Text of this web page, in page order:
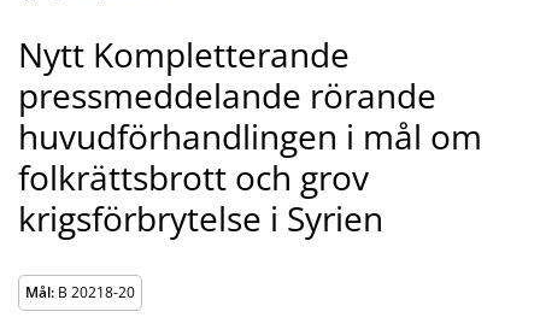
Nytt Kompletterande
pressmeddelande rörande
huvudförhandlingen i mål om
folkrättsbrott och grov
krigsförbrytelse i Syrien
Mål: B 20218-20